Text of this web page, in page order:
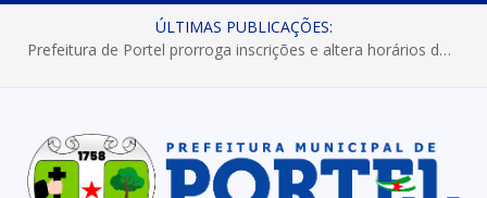
ÚLTIMAS PUBLICAÇÕES:
Prefeitura de Portel prorroga inscrições e altera horários dos concursos “Musa” e “Miss Mix Verão 2026”